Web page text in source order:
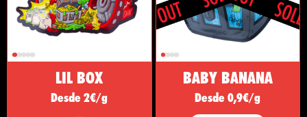
LIL BOX
Desde 2€/g
BABY BANANA
Desde 0,9€/g